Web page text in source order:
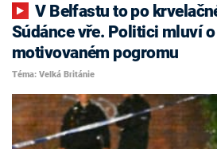
V Belfastu to po krvelačném útoku
Súdánce vře. Politici mluví
motivovaném pogromu
Téma: Velká Británie